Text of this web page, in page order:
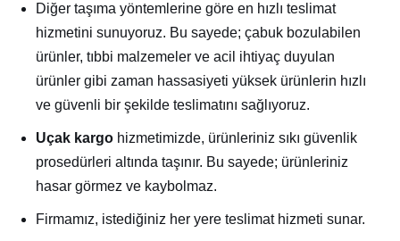
Diğer taşıma yöntemlerine göre en hızlı teslimat
hizmetini sunuyoruz. Bu sayede; çabuk bozulabilen
ürünler, tıbbi malzemeler ve acil ihtiyaç duyulan
ürünler gibi zaman hassasiyeti yüksek ürünlerin hızlı
ve güvenli bir şekilde teslimatını sağlıyoruz.
Uçak kargo hizmetimizde, ürünleriniz sıkı güvenlik
prosedürleri altında taşınır. Bu sayede; ürünleriniz
hasar görmez ve kaybolmaz.
Firmamız, istediğiniz her yere teslimat hizmeti sunar.